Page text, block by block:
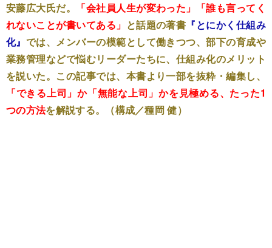
安藤広大氏だ。
「会社員人生が変わった」「誰も言ってく
れないことが書いてある」 と話題の著書 『とにかく仕組み
化』 では、メンバーの模範として働きつつ、部下の育成や
業務管理などで悩むリーダーたちに、仕組み化のメリット
を説いた。この記事では、本書より一部を抜粋・編集し、
「できる上司」か「無能な上司」かを見極める、たった1
つの方法を解説する。（構成／種岡 健）